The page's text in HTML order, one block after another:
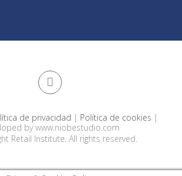
de privacidad | Política de cookies |
bywww.niobestudio.com
Retail Institute. All rights reserved.